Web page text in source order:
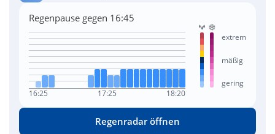
Regenpause gegen 16:45
16:25 17:25 18:20
extrem
mäßig
gering
Regenradar öffnen